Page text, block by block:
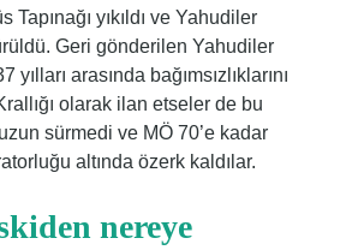
Tapınağı yıkıldı ve Yahudiler
Geri gönderilen Yahudiler
yılları arasında bağımsızlıklarını
olarak ilan etseler de bu
uzun sürmedi ve MÖ 70’e kadar
altında özerk kaldılar.
nereye